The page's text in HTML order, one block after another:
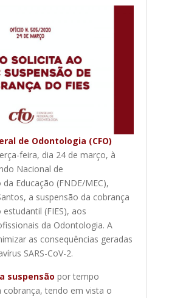
de Odontologia (CFO)
feira, dia 24 de março, à
Nacional de
Educação (FNDE/MEC),
a suspensão da cobrança
(FIES), aos
da Odontologia. A
as consequências geradas
SARS-CoV-2.
suspensão por tempo
cobrança, tendo em vista o